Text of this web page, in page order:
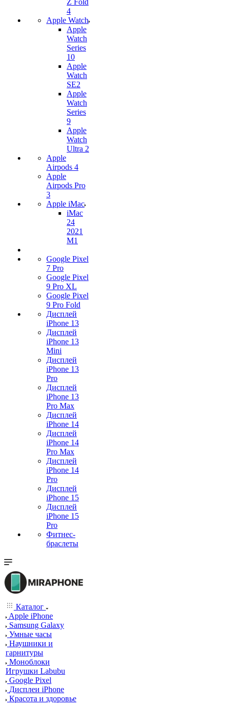
Z Fold
4
Apple Watch
Apple
Watch
Series
10
Apple
Watch
SE2
Apple
Watch
Series
9
Apple
Watch
Ultra 2
Apple
Airpods 4
Apple
Airpods Pro
3
Apple iMac
iMac
24
2021
M1
Google Pixel
7 Pro
Google Pixel
9 Pro XL
Google Pixel
9 Pro Fold
Дисплей
iPhone 13
Дисплей
iPhone 13
Mini
Дисплей
iPhone 13
Pro
Дисплей
iPhone 13
Pro Max
Дисплей
iPhone 14
Дисплей
iPhone 14
Pro Max
Дисплей
iPhone 14
Pro
Дисплей
iPhone 15
Дисплей
iPhone 15
Pro
Фитнес-
браслеты
Каталог
Apple iPhone
Samsung Galaxy
Умные часы
Наушники и
гарнитуры
Моноблоки
Игрушки Labubu
Google Pixel
Дисплеи iPhone
Красота и здоровье